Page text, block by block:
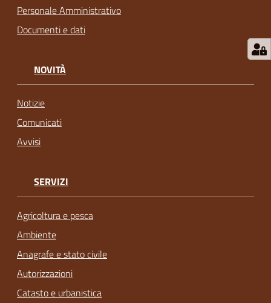
Personale Amministrativo
Documenti e dati
NOVITÀ
Notizie
Comunicati
Avvisi
SERVIZI
Agricoltura e pesca
Ambiente
Anagrafe e stato civile
Autorizzazioni
Catasto e urbanistica